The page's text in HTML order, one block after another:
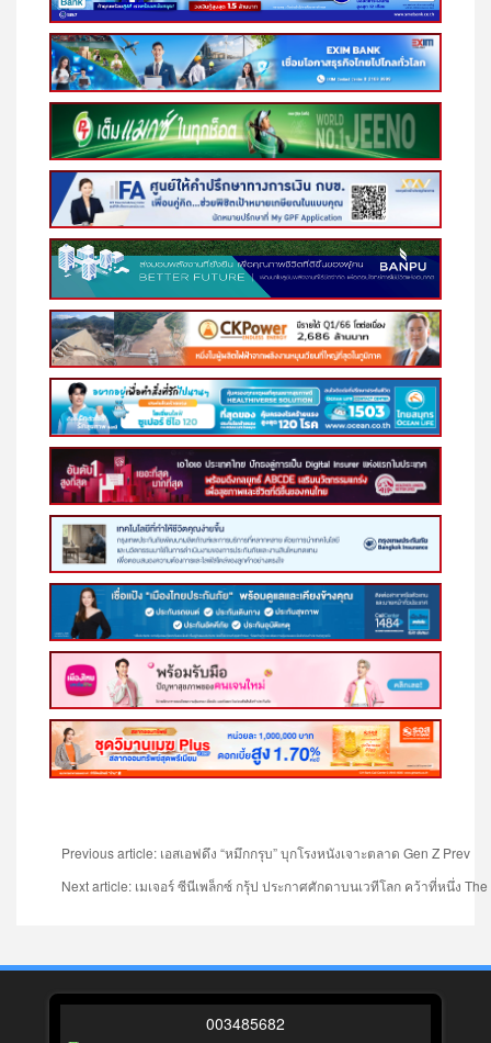
Previous article: เอสเอฟดึง “หมึกกรุบ” บุกโรงหนังเจาะตลาด Gen Z Prev
Next article: เมเจอร์ ซีนีเพล็กซ์ กรุ้ป ประกาศศักดาบนเวทีโลก คว้าที่หนึ่ง
003485682